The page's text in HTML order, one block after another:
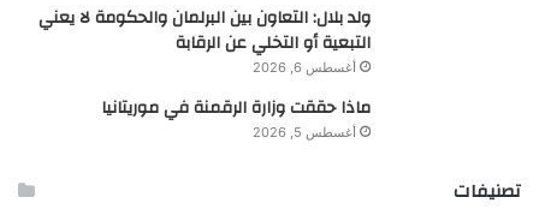
ولد بلال: التعاون بين البرلمان والحكومة لا يعني
التبعية أو التخلي عن الرقابة
أغسطس 6, 2026
ماذا حققت وزارة الرقمنة في موريتانيا
أغسطس 5, 2026
تصنيفات